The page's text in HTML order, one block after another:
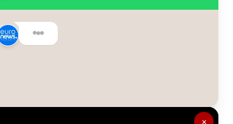
×
Despre Euronews